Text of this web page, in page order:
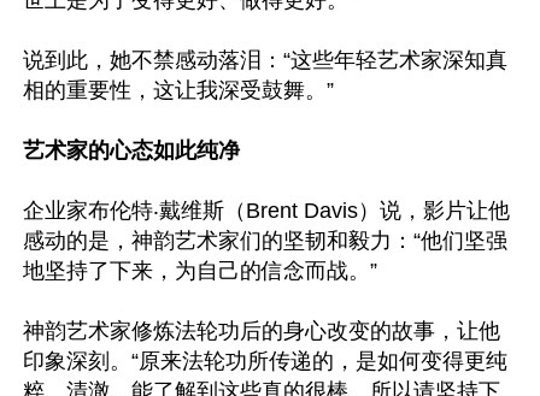
说到此，她不禁感动落泪：“这些年轻艺术家深知真
相的重要性，这让我深受鼓舞。”
艺术家的心态如此纯净
企业家布伦特‧戴维斯（Brent Davis）说，影片让他
感动的是，神韵艺术家们的坚韧和毅力：“他们坚强
地坚持了下来，为自己的信念而战。”
神韵艺术家修炼法轮功后的身心改变的故事，让他
印象深刻。“原来法轮功所传递的，是如何变得更纯
粹、清澈。能了解到这些真的很棒。所以请坚持下